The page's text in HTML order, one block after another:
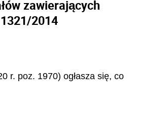
zawierających
2014
r. poz. 1970) ogłasza się, co